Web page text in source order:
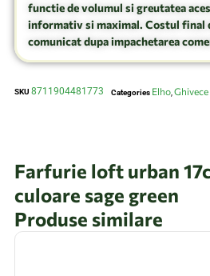
functie de volumul si greutatea
informativ si maximal. Costul final
comunicat dupa impachetarea
SKU 8711904481773 Categories Elho Ghivece
Farfurie loft urban
culoare sage green
Produse similare